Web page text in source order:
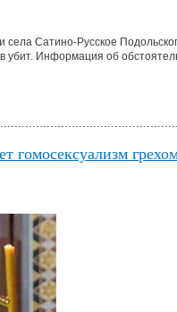
села Сатино-Русское
Информация об
гомосексуализм